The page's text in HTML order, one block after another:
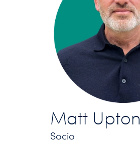
Matt Upton
Socio